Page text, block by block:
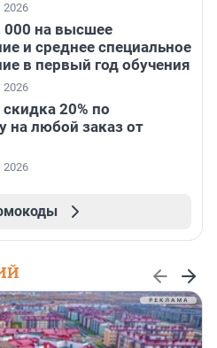
2026
000 на высшее
и среднее специальное
в первый год обучения
2026
скидка 20% по
на любой заказ от
2026